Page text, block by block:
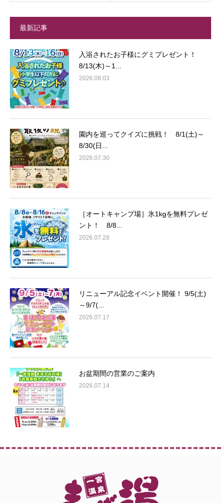
最新記事
入浴されたお子様にグミプレゼント！
8/13(木)～1...
2026.08.03
園内を巡ってクイズに挑戦！ 8/1(土)～
8/30(日...
2026.07.30
［オートキャンプ場］氷1kgを無料プレゼ
ント！ 8/8...
2026.07.28
リニューアル記念イベント開催！ 9/5(土)
～9/7(...
2026.07.17
お盆期間の営業のご案内
2026.07.14